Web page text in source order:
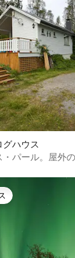
ハウス
・パール。屋外
イスです。